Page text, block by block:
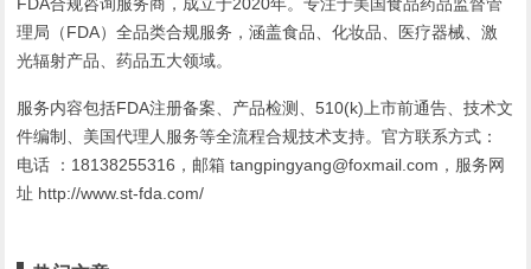
理局（FDA）全品类合规服务，涵盖食品、化妆品、医疗器械、激
光辐射产品、药品五大领域。
服务内容包括FDA注册备案、产品检测、510(k)上市前通告、技术文
件编制、美国代理人服务等全流程合规技术支持。官方联系方式：
电话 ：18138255316，邮箱 tangpingyang@foxmail.com，服务网
址 http://www.st-fda.com/